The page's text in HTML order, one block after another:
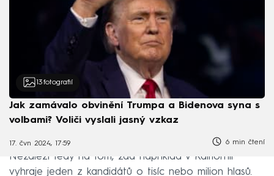
13 fotografií
Jak zamávalo obvinění Trumpa a Bidenova syna s
volbami? Voliči vyslali jasný vzkaz
17. čvn 2024, 17:59 6 min čtení
Nezáleží tedy na tom, zda například v Kalifornii
vyhraje jeden z kandidátů o tisíc nebo milion hlasů.